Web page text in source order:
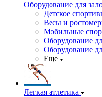
Оборудование для
Детское
Весы и
Мобильные
Оборудование
Оборудование
Еще
Легкая атлетика